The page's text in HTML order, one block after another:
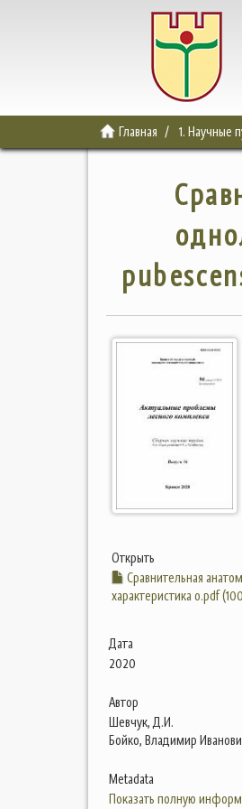
Главная 1. Научные
Открыть
Сравнительная
характеристика о.pdf
Дата
2020
Автор
Шевчук, Д.И.
Бойко, Владимир
Metadata
Показать полную